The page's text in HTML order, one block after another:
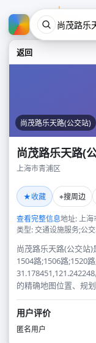
返回
尚茂路乐天路(公交站)
尚茂路乐天路(
上海市青浦区
★收藏 ⌖搜周边
查看完整信息地址: 上
类型: 交通设施服务;公
尚茂路乐天路(公交站
1504路;1506路;1520
的精确地图位置、规
用户评价
匿名用户